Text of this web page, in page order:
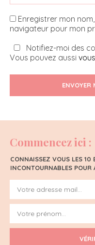
Enregistrer mon
navigateur pour mon
Notifiez-moi des
Vous pouvez aussi
ENVOYER
Commencez ici :
CONNAISSEZ VOUS LES 10
INCONTOURNABLES POUR